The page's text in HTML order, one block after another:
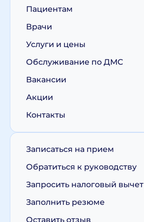
Пациентам
Врачи
Услуги и цены
Обслуживание по ДМС
Вакансии
Акции
Контакты
Записаться на прием
Обратиться к руководству
Запросить налоговый вычет
Заполнить резюме
Оставить отзыв